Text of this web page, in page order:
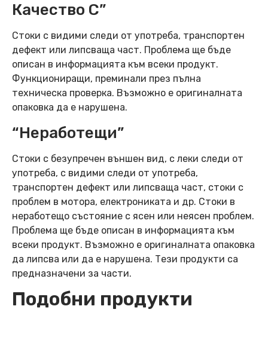
Качество C”
Стоки с видими следи от употреба, транспортен
дефект или липсваща част. Проблема ще бъде
описан в информацията към всеки продукт.
Функциониращи, преминали през пълна
техническа проверка. Възможно е оригиналната
опаковка да е нарушена.
“Неработещи”
Стоки с безупречен външен вид, с леки следи от
употреба, с видими следи от употреба,
транспортен дефект или липсваща част, стоки с
проблем в мотора, електрониката и др. Стоки в
неработещо състояние с ясен или неясен проблем.
Проблема ще бъде описан в информацията към
всеки продукт. Възможно е оригиналната опаковка
да липсва или да е нарушена. Тези продукти са
предназначени за части.
Подобни продукти